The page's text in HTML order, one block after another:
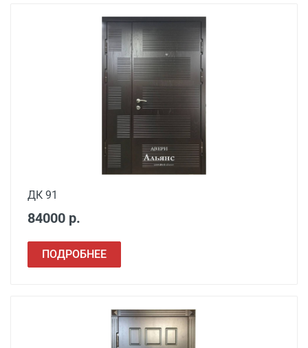
Наименование вида
Цена, руб.
Установка входной
двери в готовый проем
от 3500
Демонтаж старой
деревянной двери
от 600
Демонтаж старой
металлической двери
от 1000
монтажной пеной
Расширение проема
ДК 91
84000 р.
ПОДРОБНЕЕ